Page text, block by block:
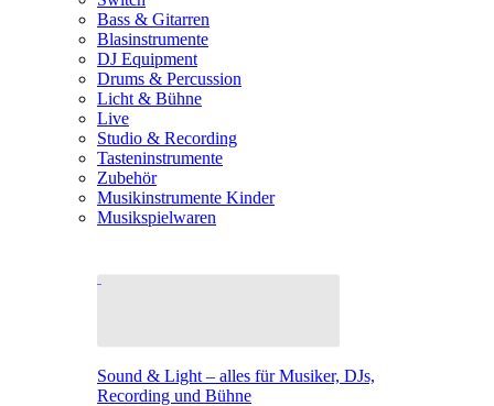
Bass & Gitarren
Blasinstrumente
DJ Equipment
Drums & Percussion
Licht & Bühne
Live
Studio & Recording
Tasteninstrumente
Zubehör
Musikinstrumente Kinder
Musikspielwaren
Sound & Light – alles für Musiker, DJs,
Recording und Bühne